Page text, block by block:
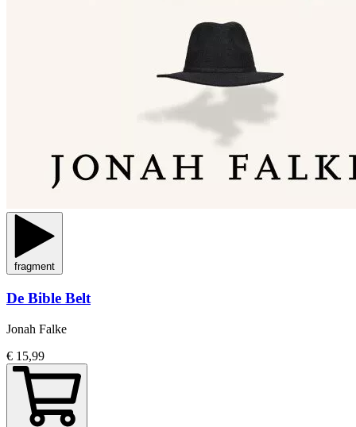
fragment
De Bible Belt
Jonah Falke
€ 15,99